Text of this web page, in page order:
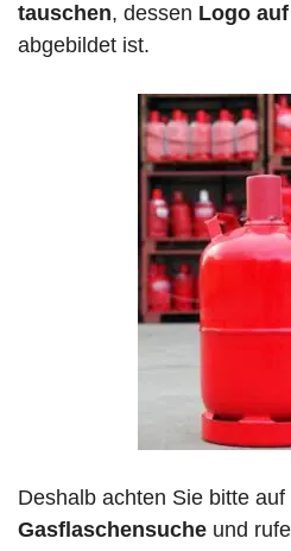
tauschen, dessen Logo
abgebildet ist.
Deshalb achten Sie bitte auf
Gasflaschensuche und